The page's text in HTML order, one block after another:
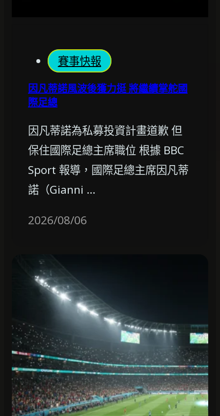
賽事快報
因凡蒂諾風波後獲力挺 將繼續掌舵國
際足總
因凡蒂諾為私募投資計畫道歉 但
保住國際足總主席職位 根據 BBC
Sport 報導，國際足總主席因凡蒂
諾（Gianni …
2026/08/06